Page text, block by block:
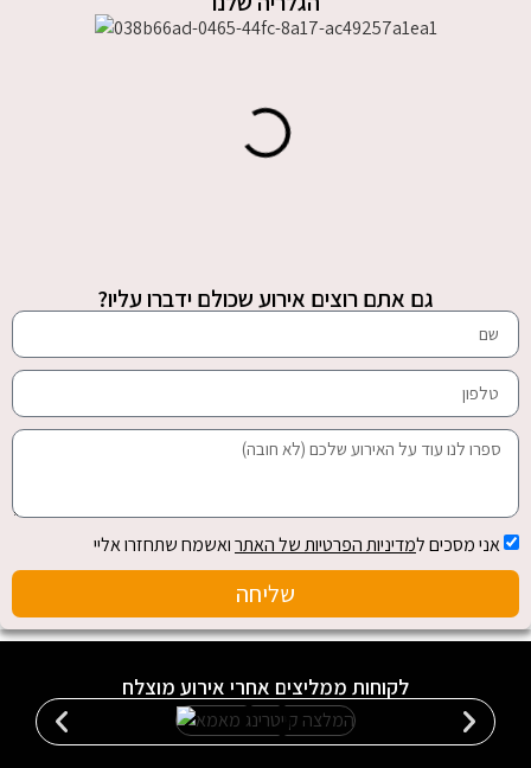
גם אתם רוצים אירוע שכולם ידברו עליו?
אני מסכים למדיניות הפרטיות של האתרואשמח שתחזרו אליי
שליחה
לקוחות ממליצים אחרי אירוע מוצלח